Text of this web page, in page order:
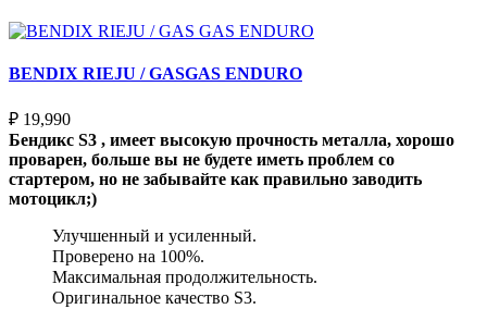
BENDIX RIEJU / GASGAS ENDURO
₽ 19,990
Бендикс S3 , имеет высокую прочность металла, хорошо
проварен, больше вы не будете иметь проблем со
стартером, но не забывайте как правильно заводить
мотоцикл;)
Улучшенный и усиленный.
Проверено на 100%.
Максимальная продолжительность.
Оригинальное качество S3.